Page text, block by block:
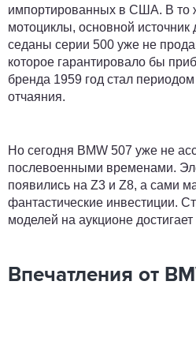
импортированных в США. В то
мотоциклы, основной источник
седаны серии 500 уже не
которое гарантировало бы
бренда 1959 год стал
отчаяния.
Но сегодня BMW 507 уже не
послевоенными временами.
появились на Z3 и Z8, а сами
фантастические инвестиции.
моделей на аукционе
Впечатления от